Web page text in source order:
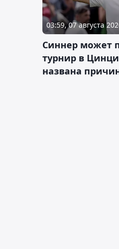
03:59, 07 августа
Синнер может
турнир в
названа